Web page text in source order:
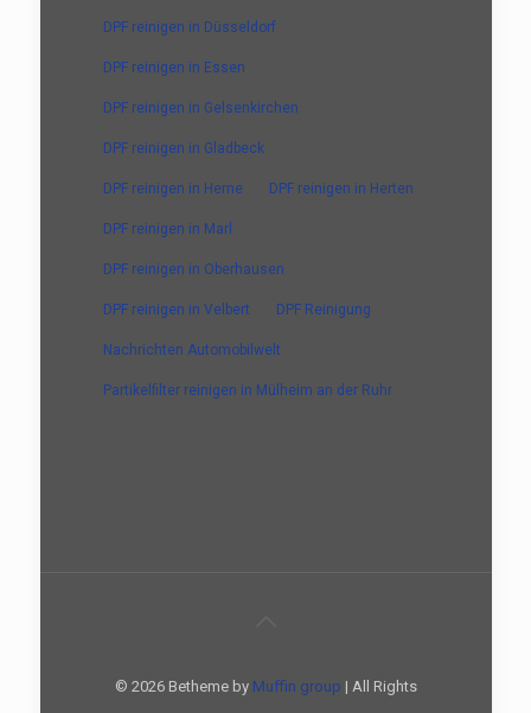
DPF reinigen in Düsseldorf
DPF reinigen in Essen
DPF reinigen in Gelsenkirchen
DPF reinigen in Gladbeck
DPF reinigen in Herne DPF reinigen in Herten
DPF reinigen in Marl
DPF reinigen in Oberhausen
DPF reinigen in Velbert DPF Reinigung
Nachrichten Automobilwelt
Partikelfilter reinigen in Mülheim an der Ruhr
© 2026 Betheme by Muffin group | All Rights